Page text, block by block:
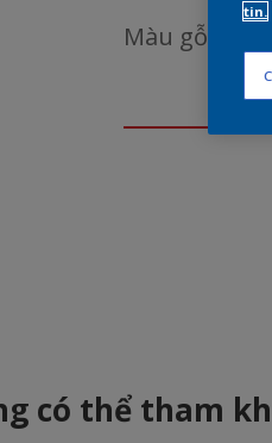
Màu gỗ đặt
có thể tham
tin.